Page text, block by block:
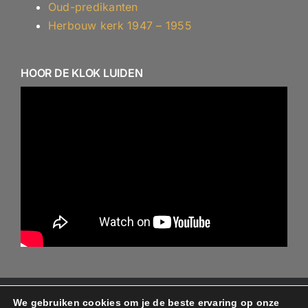
Oud-predikanten
Herbouw kerk 1947 – 1955
HOOR DE KLOK LUIDEN
We gebruiken cookies om je de beste ervaring op onze